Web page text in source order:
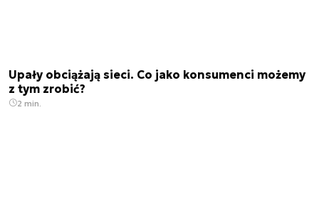
Upały obciążają sieci. Co jako konsumenci możemy
z tym zrobić?
2 min.